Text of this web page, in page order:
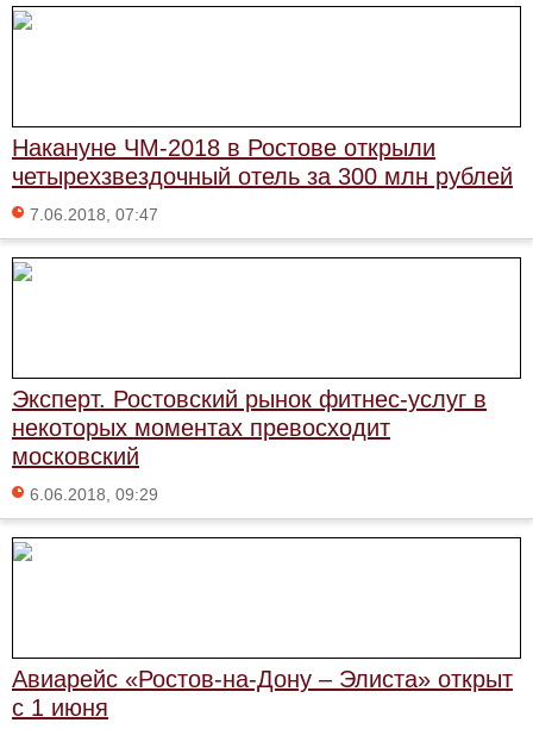
Накануне ЧМ-2018 в Ростове открыли
четырехзвездочный отель за 300 млн рублей
7.06.2018, 07:47
Эксперт. Ростовский рынок фитнес-услуг в
некоторых моментах превосходит
московский
6.06.2018, 09:29
Авиарейс «Ростов-на-Дону – Элиста» открыт
с 1 июня